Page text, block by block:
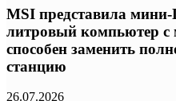
MSI представила
литровый компьютер
способен заменить
станцию
26.07.2026